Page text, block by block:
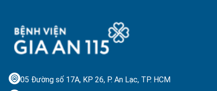
05 Đường số 17A, KP 26, P. An Lạc, TP. HCM